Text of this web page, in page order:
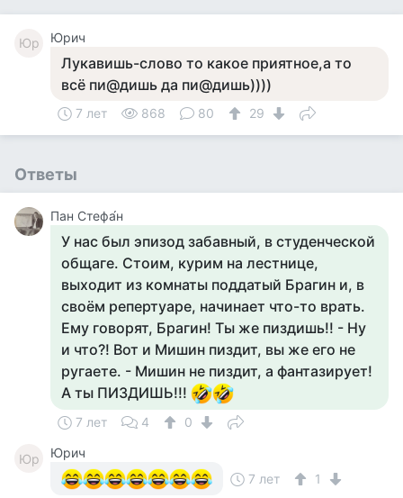
Юр Юрич
Лукавишь-слово то какое приятное,а то
всё пи@дишь да пи@дишь))))
7 лет 868 80 29
Ответы
Пан Стефа́н
У нас был эпизод забавный, в студенческой
общаге. Стоим, курим на лестнице,
выходит из комнаты поддатый Брагин и, в
своём репертуаре, начинает что-то врать.
Ему говорят, Брагин! Ты же пиздишь!! - Ну
и что?! Вот и Мишин пиздит, вы же его не
ругаете. - Мишин не пиздит, а фантазирует!
А ты ПИЗДИШЬ!!!
7 лет 4 0
Юр
Юрич
7 лет
1